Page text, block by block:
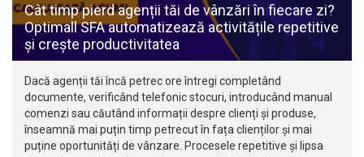
Cât timp pierd agenții tăi de vânzări în fiecare zi?
Optimall SFA automatizează activitățile repetitive
și crește productivitatea
Dacă agenții tăi încă petrec ore întregi completând
documente, verificând telefonic stocuri, introducând manual
comenzi sau căutând informații despre clienți și produse,
înseamnă mai puțin timp petrecut în fața clienților și mai
puține oportunități de vânzare. Procesele repetitive și lipsa